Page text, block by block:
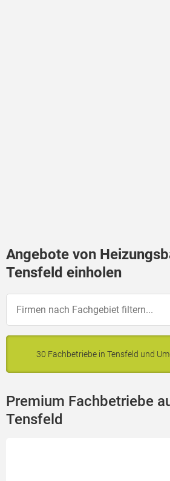
Angebote von
Tensfeld einholen
30 Fachbetriebe in Tensfeld und
Premium Fachbetriebe
Tensfeld